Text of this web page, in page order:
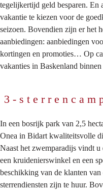
tegelijkertijd geld besparen. En
vakantie te kiezen voor de
seizoen. Bovendien zijn er het
aanbiedingen: aanbiedingen
kortingen en promoties… Op
vakanties in Baskenland
3-
In een bosrijk park van 2,5
Onea in Bidart kwaliteitsvolle
Naast het zwemparadijs vindt u
een kruidenierswinkel en een
beschikking van de klanten
sterrendiensten zijn te huur.